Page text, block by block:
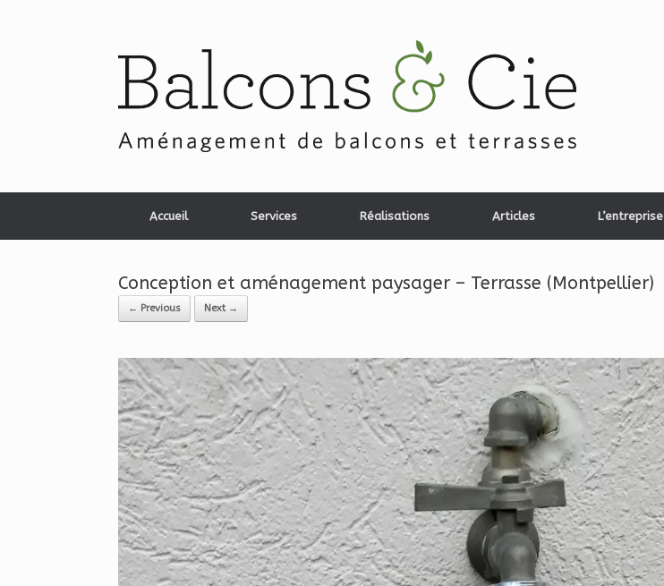
Accueil Services Réalisations Articles L’entreprise
Conception et aménagement paysager – Terrasse (Montpellier)
← Previous Next →